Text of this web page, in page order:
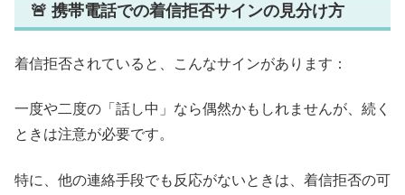
🚨 携帯電話での着信拒否サインの見分け方
着信拒否されていると、こんなサインがあります：
一度や二度の「話し中」なら偶然かもしれませんが、続く
ときは注意が必要です。
特に、他の連絡手段でも反応がないときは、着信拒否の可